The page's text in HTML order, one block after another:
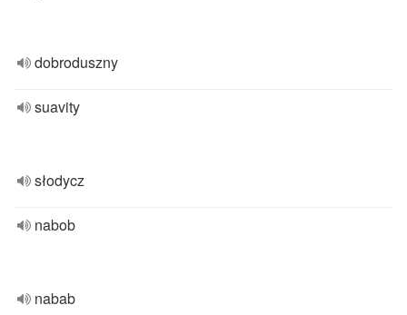
dobroduszny
suavity
słodycz
nabob
nabab